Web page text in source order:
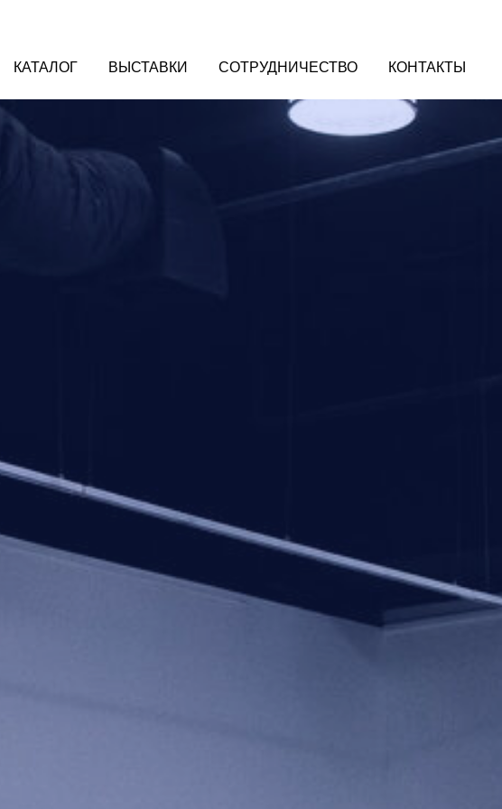
КАТАЛОГ ВЫСТАВКИ СОТРУДНИЧЕСТВО КОНТАКТЫ